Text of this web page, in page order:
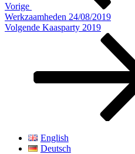
Vorige
Werkzaamheden 24/08/2019
Volgend
Volgende Kaasparty 2019
English
Deutsch